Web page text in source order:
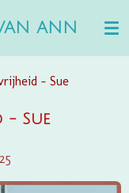
ANN
- Sue
- Sue